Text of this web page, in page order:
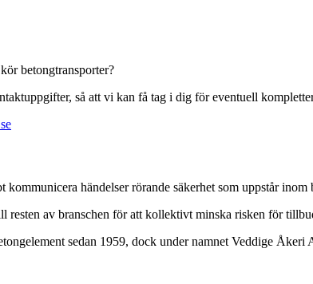
betongtransporter?
så att vi kan få tag i dig för eventuell
händelser rörande säkerhet som uppstår inom
resten av branschen för att kollektivt minska risken för
sedan 1959, dock under namnet Veddige Åkeri